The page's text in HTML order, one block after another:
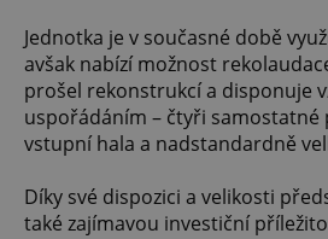
Jednotka je v současné době
avšak nabízí možnost
prošel rekonstrukcí a disponuje
uspořádáním – čtyři
vstupní hala a nadstandardně
Díky své dispozici a velikosti
také zajímavou investiční